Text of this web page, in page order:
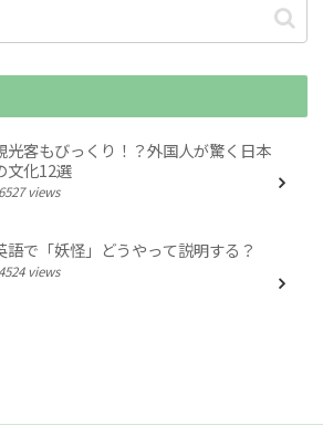
光客もびっくり！？外国人が驚く日本
文化12選
6527 views
語で「妖怪」どうやって説明する？
4524 views